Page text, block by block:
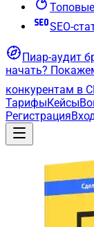
SEO-
Пиар-аудит
начать?
конкурентам в
ТарифыКейсы
Регистрация